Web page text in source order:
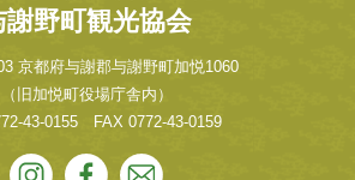
謝野町観光協会
京都府与謝郡与謝野町加悦1060
（旧加悦町役場庁舎内）
43-0155 FAX 0772-43-0159